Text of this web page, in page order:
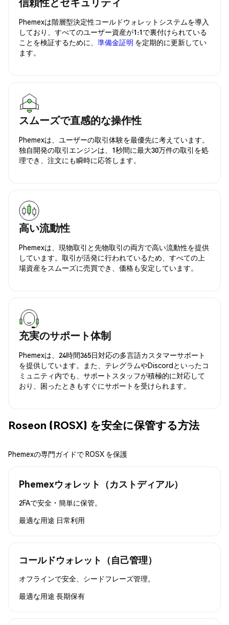
Phemexは階層型決定性コールドウォレットシステムを導入
しており、すべてのユーザー資産が1:1で裏付けられている
ことを検証するために、 準備金証明 を定期的に更新してい
ます。
スムーズで直感的な操作性
Phemexは、ユーザーの取引体験を最優先に考えています。
独自開発の取引エンジンは、1秒間に最大30万件の取引を処
理でき、注文にも瞬時に応答します。
高い流動性
Phemexは、現物取引と先物取引の両方で高い流動性を提供
しています。取引が活発に行われているため、すべての上
場資産をスムーズに売買でき、価格も安定しています。
充実のサポート体制
Phemexは、24時間365日対応の多言語カスタマーサポート
を提供しています。また、テレグラムやDiscordといったコ
ミュニティ内でも、サポートスタッフが積極的に対応して
おり、困ったときもすぐにサポートを受けられます。
Roseon (ROSX) を安全に保管する方法
Phemexの専門ガイドで ROSX を保護
Phemexウォレット（カストディアル）
2FAで安全・簡単に保管。
最適な用途 日常利用
コールドウォレット（自己管理）
オフラインで安全、シードフレーズ管理。
最適な用途 長期保有